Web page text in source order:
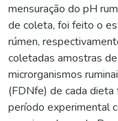
mensuração do pH
de coleta, foi feito o
rúmen,
coletadas amostras
microrganismos
(FDNfe) de cada dieta
período experimental